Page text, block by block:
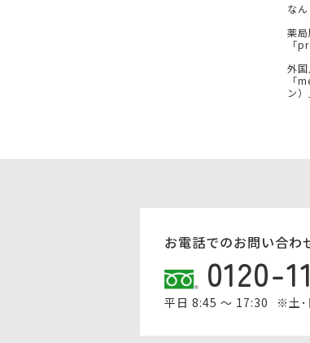
な
薬
「
外
「
ン）
お電話でのお問い合わ
0120-
平日 8:45 ～ 17:30 ※土･